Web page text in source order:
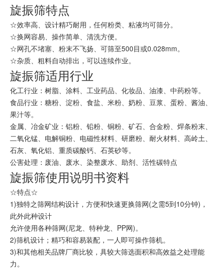
旋振筛特点
☆效率高、设计精巧耐用，任何粉类、粘液均可筛分。
☆换网容易、操作简单、清洗方便。
☆网孔不堵塞、粉末不飞扬、可筛至500目或0.028mm。
☆杂质、粗料自动排出，可以连续作业。
旋振筛适用行业
化工行业：树脂、涂料、工业药品、化妆品、油漆、中药粉等。
食品行业：糖粉、淀粉、 食盐、米粉、奶粉、豆浆、蛋粉、酱油、
果汁等。
金属、冶金矿业： 铝粉、 铅粉、铜粉、矿石、合金粉、焊条粉末、
二氧化锰、电解铜粉、电磁性材料、研磨粉、耐火材料、 高岭土、
石灰、 氧化铝、 重质碳酸钙、石英砂等。
公害处理： 废油、废水、染整废水、助剂、 活性碳特点
旋振筛使用说明书资料
☆特点☆
1)独特之筛网结构设计，方便和快速更换筛网(之需5到10分钟)，
此外此种设计
允许使用各种筛网(尼龙、特种龙、PP网)。
2)筛机设计；精巧和容易装配，一人即可操作筛机。
3)和其他相关品牌厂商比较，具较大筛选面积和高效益之处理能
力。